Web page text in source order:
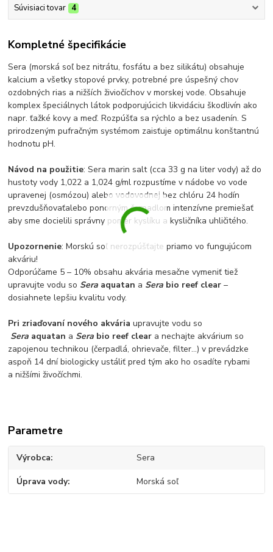
Súvisiaci tovar 4
Kompletné špecifikácie
Sera (morská soľ bez nitrátu, fosfátu a bez silikátu) obsahuje
kalcium a všetky stopové prvky, potrebné pre úspešný chov
ozdobných rias a nižších živiočíchov v morskej vode. Obsahuje
komplex špeciálnych látok podporujúcich likvidáciu škodlivín ako
napr. ťažké kovy a meď. Rozpúšťa sa rýchlo a bez usadenín. S
prirodzeným pufračným systémom zaisťuje optimálnu konštantnú
hodnotu pH.
Návod na použitie: Sera marin salt (cca 33 g na liter vody) až do
hustoty vody 1,022 a 1,024 g/ml rozpustíme v nádobe vo vode
upravenej (osmózou) alebo vodovodnej bez chlóru 24 hodín
prevzdušňovaťalebo ponorným čerpadlom intenzívne premiešať
aby sme docielili správny pomer kyslíku a kysličníka uhličitého.
Upozornenie: Morskú soľ nerozpúšťajte priamo vo fungujúcom
akváriu!
Odporúčame 5 – 10% obsahu akvária mesačne vymeniť tiež
upravujte vodu so Sera aquatan a Sera bio reef clear–
dosiahnete lepšiu kvalitu vody.
Pri zriaďovaní nového akváriaupravujte vodu so
Sera aquatan a Sera bio reef clear a nechajte akvárium so
zapojenou technikou (čerpadlá, ohrievače, filter...) v prevádzke
aspoň 14 dní biologicky ustáliť pred tým ako ho osadíte rybami
a nižšími živočíchmi.
Parametre
Výrobca Sera
Úprava vody Morská soľ